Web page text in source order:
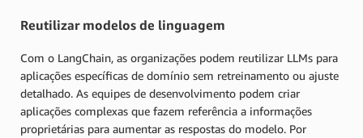
Reutilizar modelos de linguagem
Com o LangChain, as organizações podem reutilizar LLMs para
aplicações específicas de domínio sem retreinamento ou ajuste
detalhado. As equipes de desenvolvimento podem criar
aplicações complexas que fazem referência a informações
proprietárias para aumentar as respostas do modelo. Por